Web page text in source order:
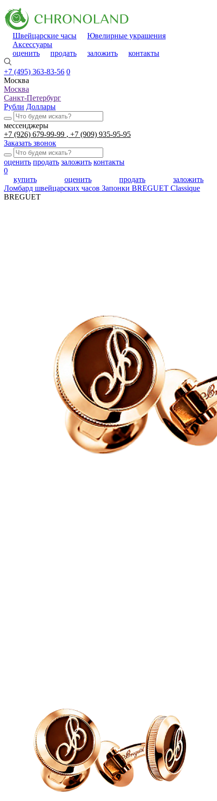
Швейцарские часы
Ювелирные украшения
Аксессуары
оценить
продать заложить контакты
+7 (495) 363-83-56 0
Москва
Москва
Санкт-Петербург
Рубли Доллары
мессенджеры
+7 (926) 679-99-99
+7 (909) 935-95-95
Заказать звонок
оценить продать заложить контакты
0
купить
оценить продать
заложить
Ломбард швейцарских часов Запонки BREGUET Classique
BREGUET